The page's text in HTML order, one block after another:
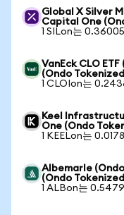
Global X Silver
Capital One
1 SILon는
VanEck CLO
(Ondo
1 CLOIon는
Keel
One (Ondo
1 KEELon는
Albemarle
(Ondo
1 ALBon는